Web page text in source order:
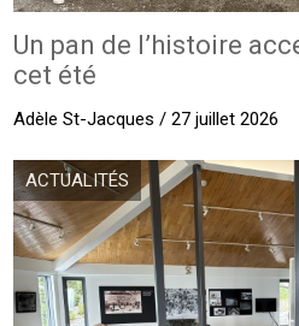
Un pan de l’histoire
cet été
Adèle St-Jacques / 27 juillet 2026
ACTUALITÉS